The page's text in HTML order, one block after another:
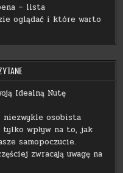
– lista
oglądać i które warto
Idealną Nutę
niezwykle osobista
tylko wpływ na to, jak
samopoczucie.
zwracają uwagę na